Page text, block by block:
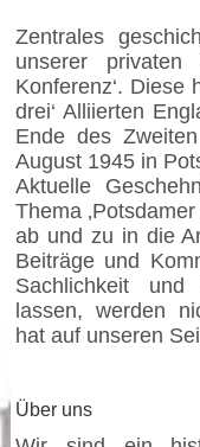
Zentrales
unserer privaten
Konferenz‘. Diese
drei‘ Alliierten
Ende des
August 1945 in
Aktuelle
Thema
ab und zu in die
Beiträge und
Sachlichkeit und
lassen, werden
hat auf unseren
Über uns